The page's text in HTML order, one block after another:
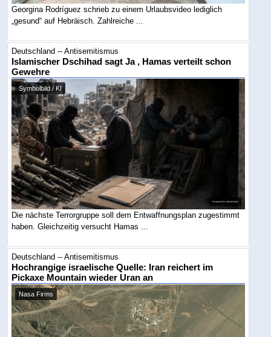
Georgina Rodríguez schrieb zu einem Urlaubsvideo lediglich
„gesund“ auf Hebräisch. Zahlreiche ...
Deutschland -- Antisemitismus
Islamischer Dschihad sagt Ja , Hamas verteilt schon
Gewehre
Symbolbild / KI
Die nächste Terrorgruppe soll dem Entwaffnungsplan zugestimmt
haben. Gleichzeitig versucht Hamas ...
Deutschland -- Antisemitismus
Hochrangige israelische Quelle: Iran reichert im
Pickaxe Mountain wieder Uran an
Nasa Firms